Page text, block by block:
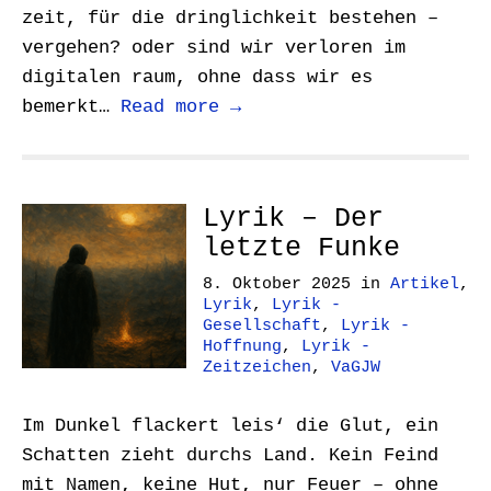
zeit, für die dringlichkeit bestehen –
vergehen? oder sind wir verloren im
digitalen raum, ohne dass wir es
bemerkt… Read more →
Lyrik – Der
letzte Funke
8. Oktober 2025 in Artikel,
Lyrik, Lyrik -
Gesellschaft, Lyrik -
Hoffnung, Lyrik -
Zeitzeichen, VaGJW
Im Dunkel flackert leis‘ die Glut, ein
Schatten zieht durchs Land. Kein Feind
mit Namen, keine Hut, nur Feuer – ohne